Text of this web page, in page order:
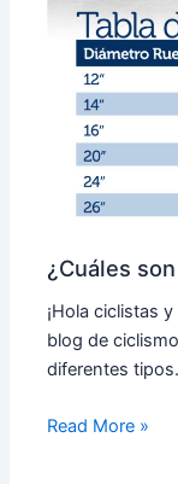
¿Cuáles
¡Hola ciclistas
blog de
diferentes
Read More »